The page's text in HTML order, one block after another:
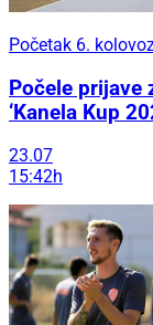
Početak 6.
Počele
‘Kanela Kup
23.07
15:42h